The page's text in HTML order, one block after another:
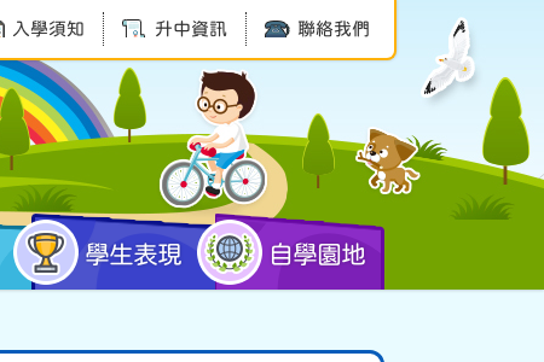
入學須知 升中資訊 聯絡我們
學生表現 自學園地